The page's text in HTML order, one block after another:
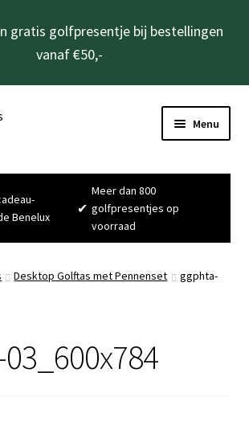
gratis golfpresentje bij bestellingen
vanaf €50,-
Menu
Benelux
✔
Meer dan 800
golfpresentjes op
voorraad
Desktop Golftas met Pennenset
ggphta-